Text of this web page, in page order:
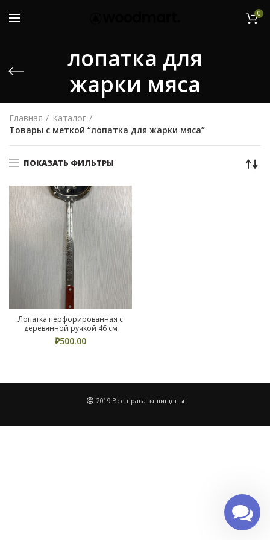
0
лопатка для
жарки мяса
Главная
Каталог
Товары с меткой “лопатка для жарки мяса”
ПОКАЗАТЬ ФИЛЬТРЫ
Лопатка перфорированная с
деревянной ручкой 46 см
₽500.00
2019 Все права защищены